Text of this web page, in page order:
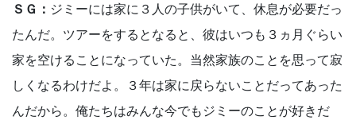
ＳＧ： ジミーには家に３人の子供がいて、休息が必要だっ
たんだ。ツアーをするとなると、彼はいつも３ヵ月ぐらい
家を空けることになっていた。当然家族のことを思って寂
しくなるわけだよ。３年は家に戻らないことだってあった
んだから。俺たちはみんな今でもジミーのことが好きだ